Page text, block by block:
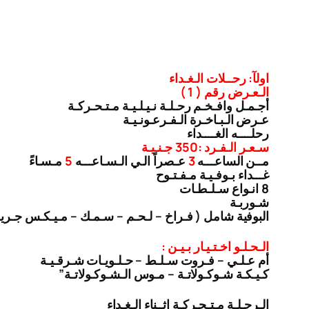
اولآ: رحــلات الـغـداء
الـعـرض رقم ( 1 )
أجـمـل وافـخـم رحـلـة نـيـلـيـة مـتـحـركـة
عـرض الـبـاخـرة الـفـرعـونـيـة
رحلــــه الغــــداء
سـعـر الـفـرد :350 جـنـيـة
مــن الساعـــه3 عـصراً الـي الـسـاعـــه 5 مـسـاءً
غـــداء بـوفـيـة مـفـتـوح
8 انـواع سـلـطـات
شـوربـة
البوفية شامل ( فـراخ – لـحـم – سـمـك – مـيـكـس
الـحـلـو اخـتـيـار بـيـن :
أم عـلـي – فـروت سـلـط – حـلـويـات شـرقـيـة
كـيـكـة شـوكـولاتـة – مـوس الـشـوكـولاتـة”
الـرحـلـة مـتـحـركـة اثــناء الـغـداء